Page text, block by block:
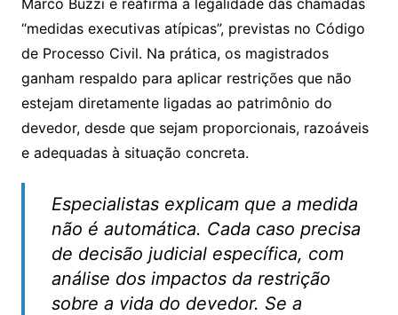
“medidas executivas atípicas”, previstas no Código
de Processo Civil. Na prática, os magistrados
ganham respaldo para aplicar restrições que não
estejam diretamente ligadas ao patrimônio do
devedor, desde que sejam proporcionais, razoáveis
e adequadas à situação concreta.
Especialistas explicam que a medida
não é automática. Cada caso precisa
de decisão judicial específica, com
análise dos impactos da restrição
sobre a vida do devedor. Se a